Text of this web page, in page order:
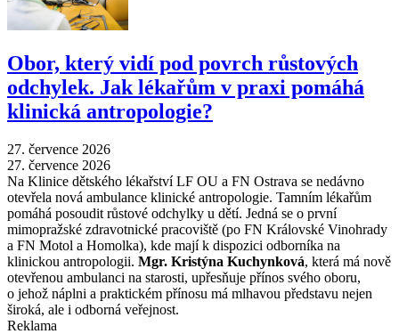
Obor, který vidí pod povrch růstových
odchylek. Jak lékařům v praxi pomáhá
klinická antropologie?
27. července 2026
27. července 2026
Na Klinice dětského lékařství LF OU a FN Ostrava se nedávno
otevřela nová ambulance klinické antropologie. Tamním lékařům
pomáhá posoudit růstové odchylky u dětí. Jedná se o první
mimopražské zdravotnické pracoviště (po FN Královské Vinohrady
a FN Motol a Homolka), kde mají k dispozici odborníka na
klinickou antropologii. Mgr. Kristýna Kuchynková, která má nově
otevřenou ambulanci na starosti, upřesňuje přínos svého oboru,
o jehož náplni a praktickém přínosu má mlhavou představu nejen
široká, ale i odborná veřejnost.
Reklama